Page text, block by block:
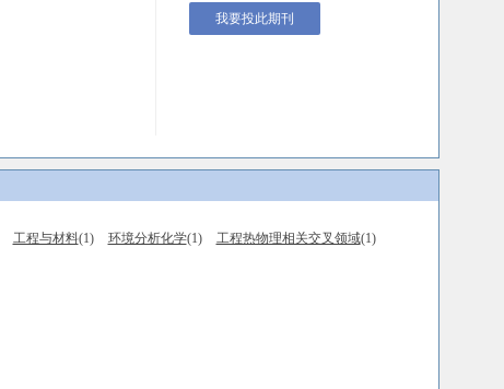
我要投此期刊
工程与材料(1) 环境分析化学(1) 工程热物理相关交叉领域(1)